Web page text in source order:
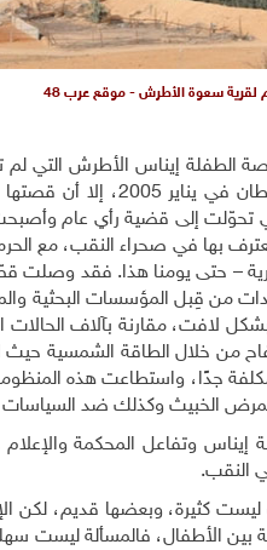
لقرية سعوة الأطرش - موقع عرب 48
20 عامًا على قصة الطفلة إيناس الأطرش
الثالث حين شُخّصت بمرض السرطان
تحوّلت إلى قضية رأي عام
بها في صحراء النقب، مع
– حتى يومنا هذا. فقد وصلت
من قِبل المؤسسات البحثية
لافت، مقارنة بآلاف
من خلال الطاقة الشمسية
جدًا، واستطاعت هذه
الخبيث وكذلك ضد السياسات
وتفاعل المحكمة والإعلام
النقب.
كثيرة، وبعضها قديم، لكن